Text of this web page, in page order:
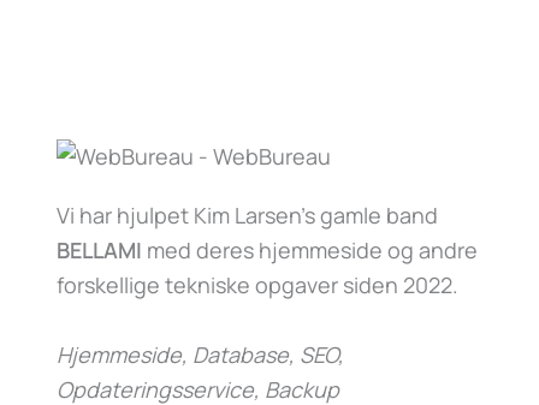
Vi har hjulpet Kim Larsen’s gamle band
BELLAMI med deres hjemmeside og andre
forskellige tekniske opgaver siden 2022.
Hjemmeside, Database, SEO,
Opdateringsservice, Backup